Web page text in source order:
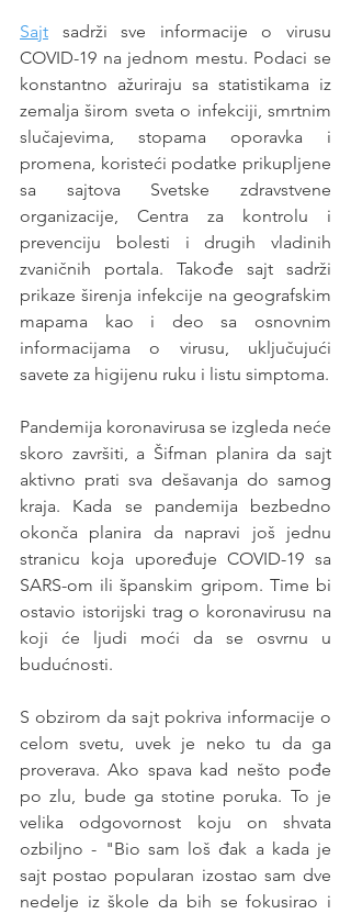
Sajt sadrži sve informacije o virusu
COVID-19 na jednom mestu. Podaci se
konstantno ažuriraju sa statistikama iz
zemalja širom sveta o infekciji, smrtnim
slučajevima, stopama oporavka i
promena, koristeći podatke prikupljene
sa sajtova Svetske zdravstvene
organizacije, Centra za kontrolu i
prevenciju bolesti i drugih vladinih
zvaničnih portala. Takođe sajt sadrži
prikaze širenja infekcije na geografskim
mapama kao i deo sa osnovnim
informacijama o virusu, uključujući
Pandemija koronavirusa se izgleda neće
skoro završiti, a Šifman planira da sajt
aktivno prati sva dešavanja do samog
kraja. Kada se pandemija bezbedno
okonča planira da napravi još jednu
stranicu koja upoređuje COVID-19 sa
SARS-om ili španskim gripom. Time bi
ostavio istorijski trag o koronavirusu na
koji će ljudi moći da se osvrnu u
budućnosti.
S obzirom da sajt pokriva informacije o
celom svetu, uvek je neko tu da ga
proverava. Ako spava kad nešto pođe
po zlu, bude ga stotine poruka. To je
velika odgovornost koju on shvata
ozbiljno - "Bio sam loš đak a kada je
sajt postao popularan izostao sam dve
nedelje iz škole da bih se fokusirao i